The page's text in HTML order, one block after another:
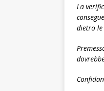
La
dietro le